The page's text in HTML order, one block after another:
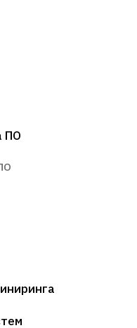
ПО